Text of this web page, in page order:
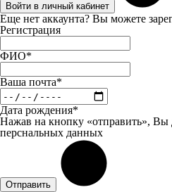
Войти в личный кабинет
Еще нет аккаунта? Вы можете
Регистрация
ФИО*
Ваша почта*
Дата рождения*
Нажав на кнопку «отправить», Вы
перснальных данных
Отправить